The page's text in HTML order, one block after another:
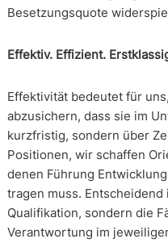
Besetzungsquote
Effektiv. Effizient.
Effektivität bedeutet für
abzusichern, dass sie im
kurzfristig, sondern über
Positionen, wir schaffen
denen Führung
tragen muss.
Qualifikation, sondern die
Verantwortung im